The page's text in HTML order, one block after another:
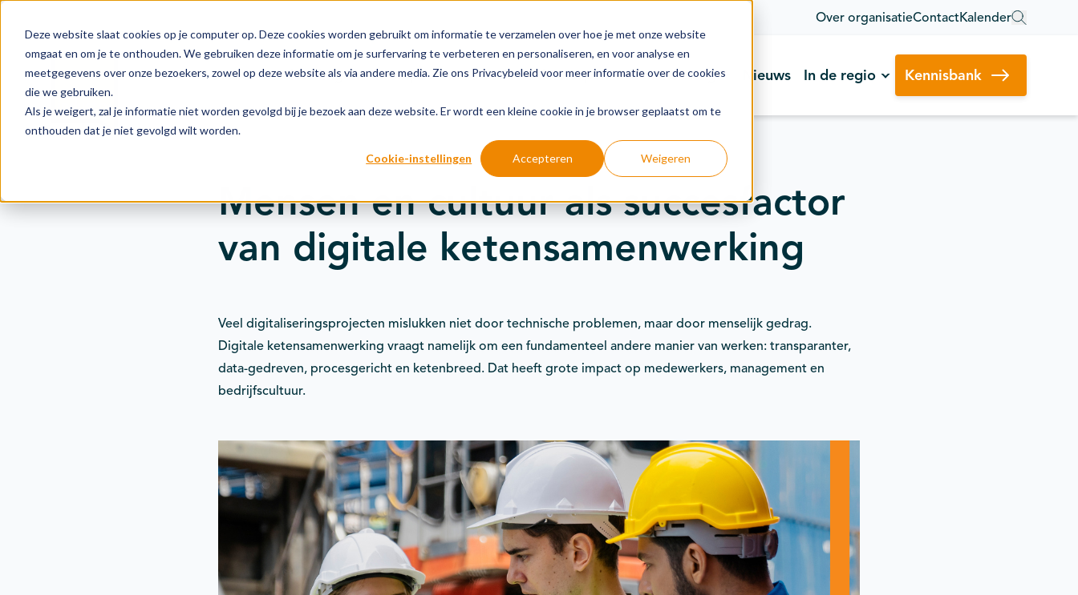
Deze website slaat cookies op je computer op. Deze cookies worden gebruikt om informatie te verzamelen over hoe je met onze website
omgaat en om je te onthouden. We gebruiken deze informatie om je surfervaring te verbeteren en personaliseren, en voor analyse en
meetgegevens over onze bezoekers, zowel op deze website als via andere media. Zie ons Privacybeleid voor meer informatie over de cookies
die we gebruiken.
Als je weigert, zal je informatie niet worden gevolgd bij je bezoek aan deze website. Er wordt een kleine cookie in je browser geplaatst om te
onthouden dat je niet gevolgd wilt worden.
Cookie-instellingen Accepteren Weigeren
Over organisatieContactKalender
Actie Doelstellingen Groeipaden Actuele onderwerpen Financiering Nieuws In de regio Kennisbank
Mensen en cultuur als succesfactor
van digitale ketensamenwerking
Veel digitaliseringsprojecten mislukken niet door technische problemen, maar door menselijk gedrag.
Digitale ketensamenwerking vraagt namelijk om een fundamenteel andere manier van werken: transparanter,
data-gedreven, procesgericht en ketenbreed. Dat heeft grote impact op medewerkers, management en
bedrijfscultuur.